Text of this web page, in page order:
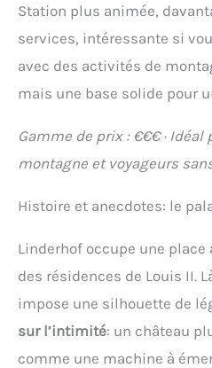
Station plus animée,
services, intéressante si
avec des activités de
mais une base solide pour
Gamme de prix : €€€ · Idéal
montagne et voyageurs
Histoire et anecdotes: le
Linderhof occupe une
des résidences de Louis II.
impose une silhouette de
sur l’intimité: un château
comme une machine à